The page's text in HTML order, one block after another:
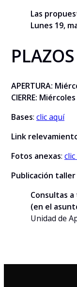
Las
Lunes 19,
PLAZOS
APERTURA:
CIERRE:
Bases: clic aquí
Link
Fotos anexas:
Publicación
Consultas
(en el
Unidad de